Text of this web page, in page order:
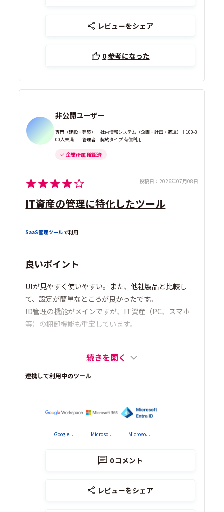
レビューをシェア
0参考になった
非公開ユーザー
専門（建設・建築）｜社内情報システム（企画・計画・調達）｜100-3
00人未満｜IT管理者｜契約タイプ 有償利用
企業所属 確認済
投稿日： 2026年07月08日
IT資産の管理に特化したツール
SaaS管理ツールで利用
良いポイント
UIが見やすく使いやすい。また、他社製品と比較し
て、設定が簡単なところが良かったです。
ID管理の機能がメインですが、IT資産（PC、スマホ
等）の棚卸機能も重宝しています。
続きを開く
連携して利用中のツール
Google ... Microso... Microso...
0コメント
レビューをシェア